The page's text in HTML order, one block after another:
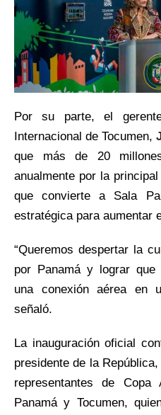
Por su parte, el
Internacional de Tocumen,
que más de 20
anualmente por la
que convierte a Sala
estratégica para aumentar
“Queremos despertar la
por Panamá y lograr que
una conexión aérea en
señaló.
La inauguración oficial
presidente de la República,
representantes de Copa
Panamá y Tocumen,